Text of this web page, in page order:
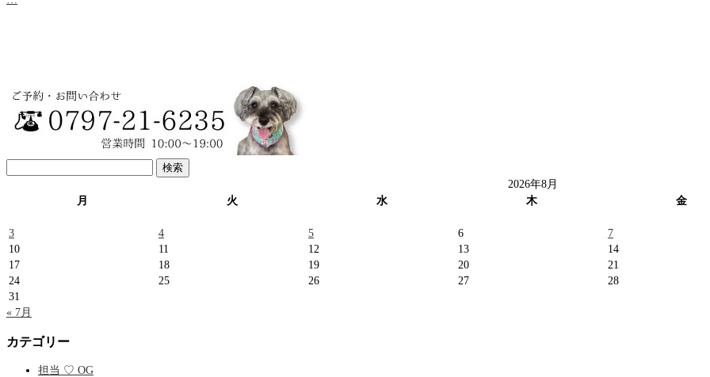
索:
2026年8月
月
火 水 木 金
3
4 5 6 7
10
11 12 13 14
17
18 19 20 21
24
25 26 27 28
31
« 7月
カテゴリー
担当 ♡ OG